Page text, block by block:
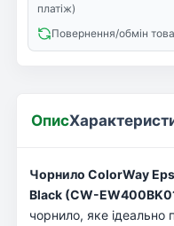
платіж)
Повернення/обмін
Опис
Чорнило ColorWay
Black (CW-
чорнило, яке ідеально